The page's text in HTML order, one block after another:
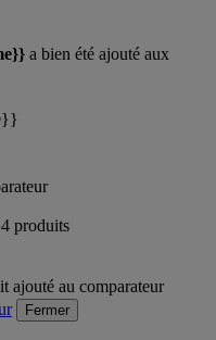
a bien été ajouté aux
produits
ajouté au comparateur
Fermer